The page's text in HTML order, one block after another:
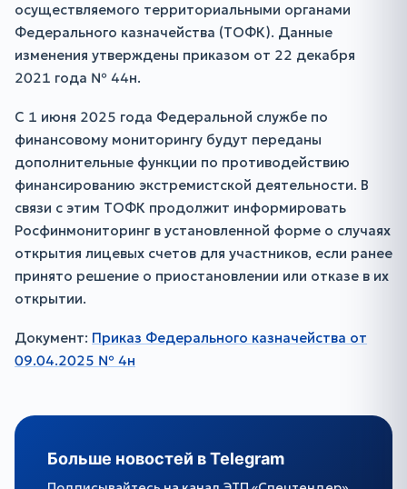
осуществляемого территориальными органами
Федерального казначейства (ТОФК). Данные
изменения утверждены приказом от 22 декабря
2021 года № 44н.
С 1 июня 2025 года Федеральной службе по
финансовому мониторингу будут переданы
дополнительные функции по противодействию
финансированию экстремистской деятельности. В
связи с этим ТОФК продолжит информировать
Росфинмониторинг в установленной форме о случаях
открытия лицевых счетов для участников, если ранее
принято решение о приостановлении или отказе в их
открытии.
Документ: Приказ Федерального казначейства от
09.04.2025 № 4н
Больше новостей в Telegram